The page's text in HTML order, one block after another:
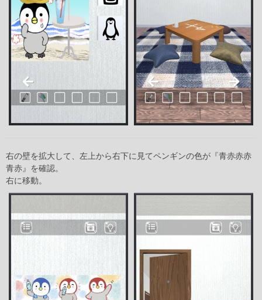
右の壁を拡大して、左上から右下に見てペンギンの色が『青赤赤赤
青赤』を確認。
右に移動。